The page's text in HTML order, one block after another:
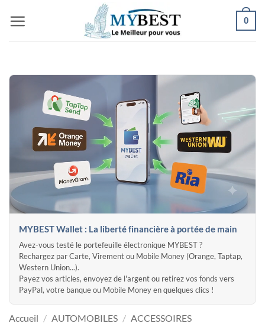
au
0
MYBEST Wallet : La liberté financière à portée de main
Avez-vous testé le portefeuille électronique MYBEST ?
Rechargez par Carte, Virement ou Mobile Money (Orange, Taptap,
Western Union...).
Payez vos articles, envoyez de l'argent ou retirez vos fonds vers
PayPal, votre banque ou Mobile Money en quelques clics !
Accueil / AUTOMOBILES / ACCESSOIRES